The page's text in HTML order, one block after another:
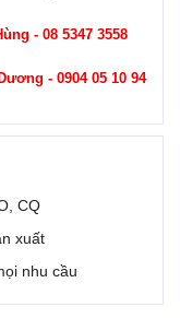
- 08 5347 3558
- 0904 05 10 94
CQ
xuất
nhu cầu